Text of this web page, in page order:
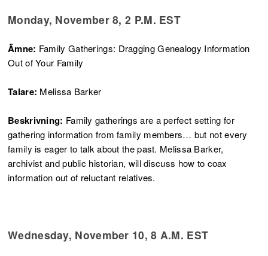
Monday, November 8, 2 P.M. EST
Ämne: Family Gatherings: Dragging Genealogy Information
Out of Your Family
Talare: Melissa Barker
Beskrivning: Family gatherings are a perfect setting for
gathering information from family members… but not every
family is eager to talk about the past. Melissa Barker,
archivist and public historian, will discuss how to coax
information out of reluctant relatives.
Wednesday, November 10, 8 A.M. EST